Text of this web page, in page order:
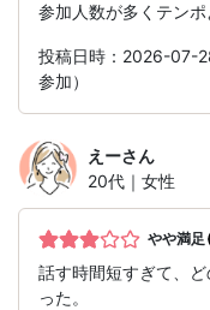
参加人数が多くテンポ
投稿日時：2026-07-
参加）
えーさん
20代｜女性
やや満足
話す時間短すぎて、
った。